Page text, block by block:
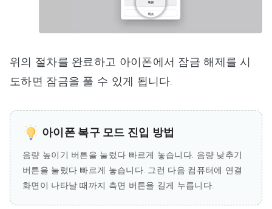
위의 절차를 완료하고 아이폰에서 잠금 해제를 시
도하면 잠금을 풀 수 있게 됩니다.
아이폰 복구 모드 진입 방법
음량 높이기 버튼을 눌렀다 빠르게 놓습니다. 음량 낮추기
버튼을 눌렀다 빠르게 놓습니다. 그런 다음 컴퓨터에 연결
화면이 나타날 때까지 측면 버튼을 길게 누릅니다.